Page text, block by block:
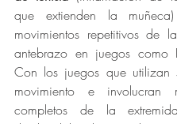
que extienden la
movimientos repetitivos de
antebrazo en juegos como
Con los juegos que utilizan
movimiento e involucran
completos de la